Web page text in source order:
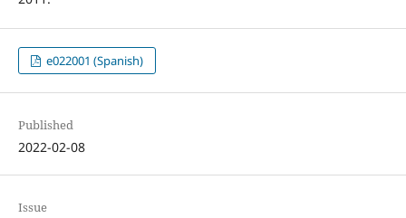
e022001 (Spanish)
Published
2022-02-08
Issue